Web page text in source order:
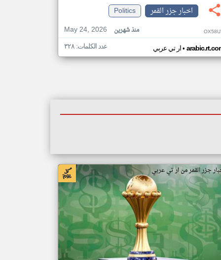
اخبار جزر القمر
Politics
May 24, 2026
منذ شهرين
ار تي عربي• عدد الكلمات: ٣٢٨
جزر القمر من ار تي عربي